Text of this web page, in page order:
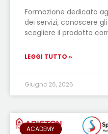
Formazione dedicata
dei servizi, conoscere
scegliere il prodotto
LEGGI TUTTO »
Giugno 26, 2026
ACADEMY